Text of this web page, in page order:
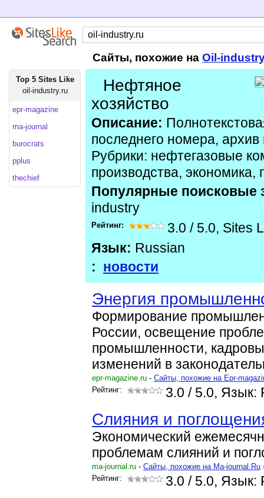
Сайты, похожие на Oil-
Top 5 Sites Like
oil-industry.ru
epr-magazine
ma-journal
burocrats
pplus
thechief
Нефтяное
хозяйство
Описание:
последнего номера, архив
Рубрики: нефтегазовые
производства, экономика,
Популярные поисковые
industry
Рейтинг: 3.0 / 5.0, Sites
Язык: Russian
: новости
Энергия
Формирование
России, освещение
промышленности,
изменений в
epr-magazine.ru - Cайты, похожие на Epr-
Рейтинг:
3.0 / 5.0, Язык:
Слияния и
Экономический
проблемам слияний и
ma-journal.ru - Cайты, похожие на Ma-journal.Ru
Рейтинг:
3.0 / 5.0, Язык: